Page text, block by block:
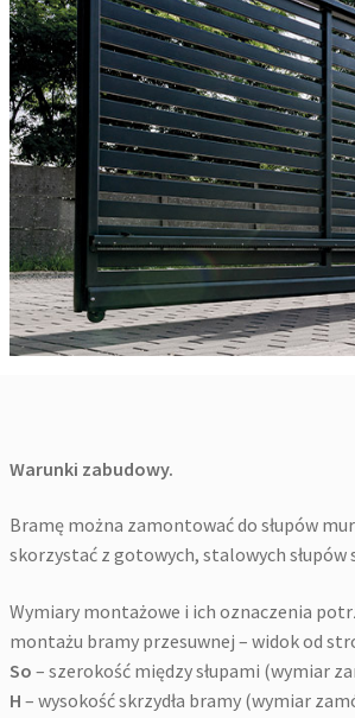
Warunki zabudowy.
Bramę można zamontować do słupów
skorzystać z gotowych, stalowych słupów
Wymiary montażowe i ich oznaczenia
montażu bramy przesuwnej – widok od
So – szerokość między słupami (wymiar
H – wysokość skrzydła bramy (wymiar